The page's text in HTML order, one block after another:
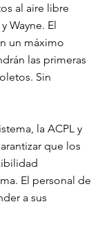
al aire libre
Wayne. El
un máximo
las primeras
Sin
la ACPL y
que los
El personal de
a sus